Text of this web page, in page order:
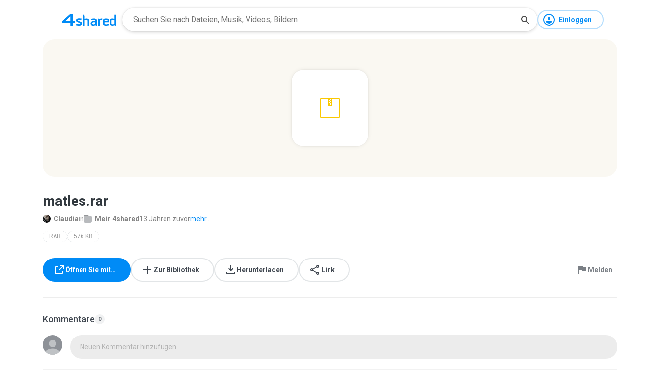
Einloggen
matles.rar
Claudiain Mein 4shared 13 Jahren zuvormehr...
RAR 576 KB
Öffnen Sie mit… Zur Bibliothek Herunterladen Link Melden
Kommentare 0
Neuen Kommentar hinzufügen